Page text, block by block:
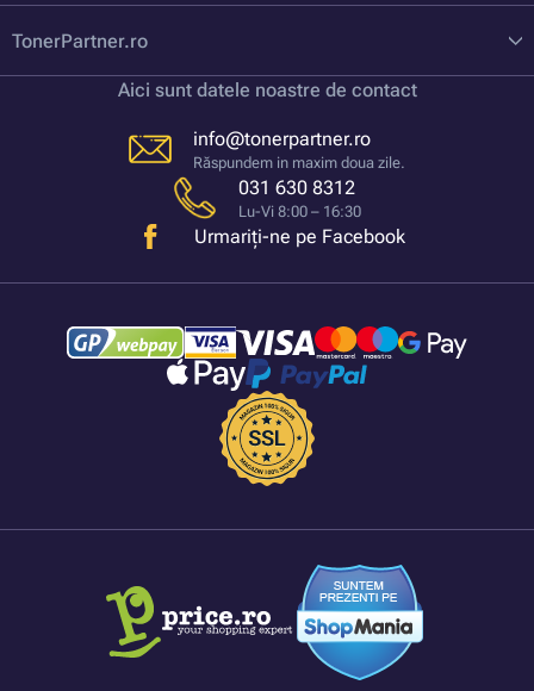
TonerPartner.ro
Aici sunt datele noastre de contact
info@tonerpartner.ro
Răspundem in maxim doua zile.
031 630 8312
Lu-Vi 8:00 – 16:30
Urmariți-ne pe Facebook